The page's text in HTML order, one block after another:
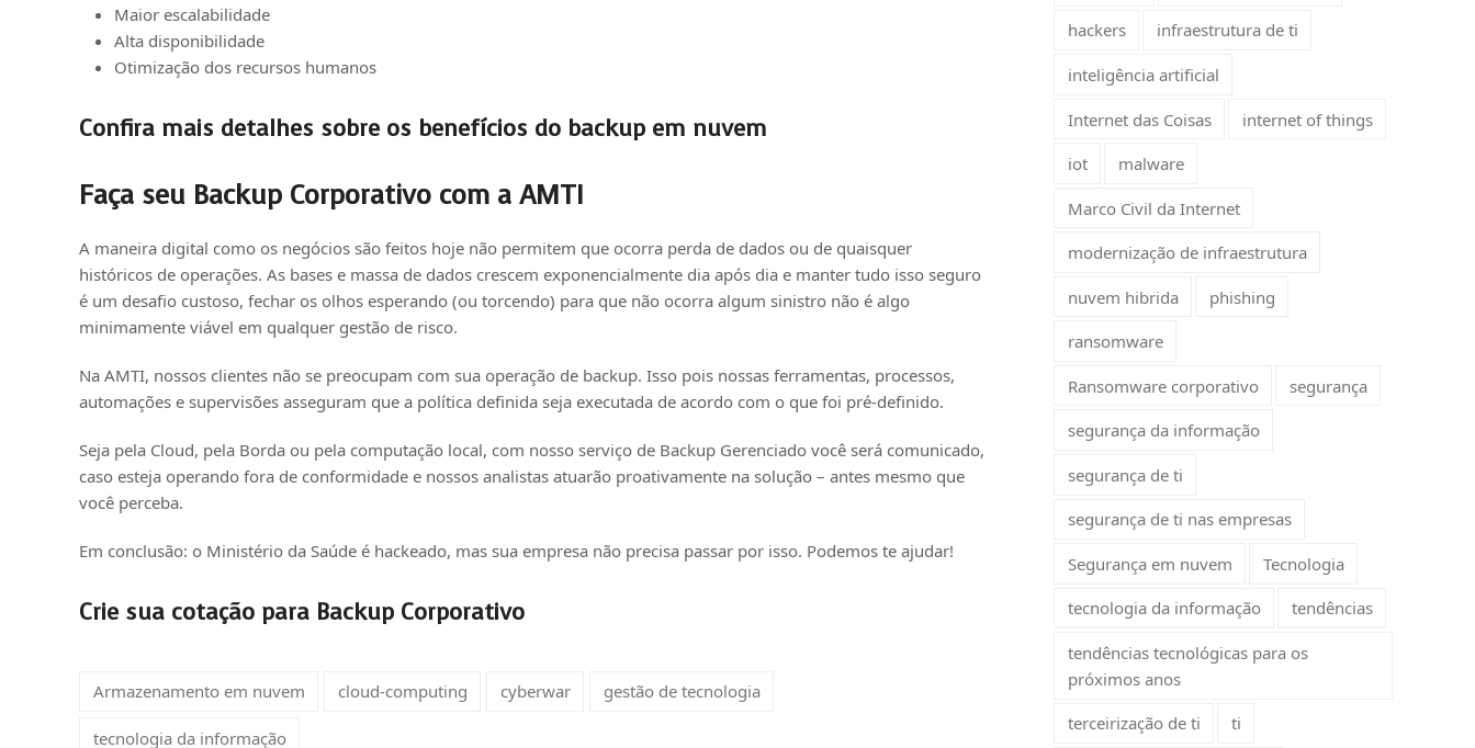
Maior escalabilidade
Alta disponibilidade
Otimização dos recursos humanos
Confira mais detalhes sobre os benefícios do backup em nuvem
Faça seu Backup Corporativo com a AMTI
A maneira digital como os negócios são feitos hoje não permitem que ocorra perda de dados ou de quaisquer
históricos de operações. As bases e massa de dados crescem exponencialmente dia após dia e manter tudo isso seguro
é um desafio custoso, fechar os olhos esperando (ou torcendo) para que não ocorra algum sinistro não é algo
minimamente viável em qualquer gestão de risco.
Na AMTI, nossos clientes não se preocupam com sua operação de backup. Isso pois nossas ferramentas, processos,
automações e supervisões asseguram que a política definida seja executada de acordo com o que foi pré-definido.
Seja pela Cloud, pela Borda ou pela computação local, com nosso serviço de Backup Gerenciado você será comunicado,
caso esteja operando fora de conformidade e nossos analistas atuarão proativamente na solução – antes mesmo que
você perceba.
Em conclusão: o Ministério da Saúde é hackeado, mas sua empresa não precisa passar por isso. Podemos te ajudar!
Crie sua cotação para Backup Corporativo
Armazenamento em nuvem cloud-computing cyberwar gestão de tecnologia
tecnologia da informação
hackers infraestrutura de ti
inteligência artificial
Internet das Coisas internet of things
iot malware
Marco Civil da Internet
modernização de infraestrutura
nuvem hibrida phishing
ransomware
Ransomware corporativo segurança
segurança da informação
segurança de ti
segurança de ti nas empresas
Segurança em nuvem Tecnologia
tecnologia da informação tendências
tendências tecnológicas para os
próximos anos
terceirização de ti ti